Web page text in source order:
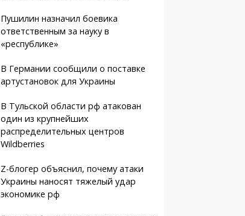
Пушилин назначил боевика
ответственным за науку в
«республике»
В Германии сообщили о поставке
артустановок для Украины
В Тульской области рф атакован
один из крупнейших
распределительных центров
Wildberries
Z-блогер объяснил, почему атаки
Украины наносят тяжелый удар
экономике рф